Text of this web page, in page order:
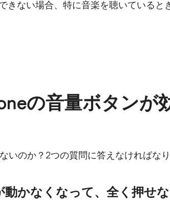
きない場合、特に音楽を聴いている
の音量ボタンが
いのか？2つの質問に答えなければなり
動かなくなって、全く押せ